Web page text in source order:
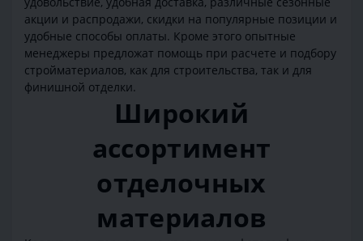
акции и распродажи, скидки на популярные позиции и
удобные способы оплаты. Кроме этого опытные
менеджеры предложат помощь при расчете и подбору
стройматериалов, как для строительства, так и для
финишной отделки.
Широкий
ассортимент
отделочных
материалов